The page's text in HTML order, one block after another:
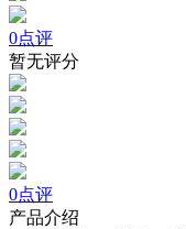
0点评
暂无评分
0点评
产品介绍